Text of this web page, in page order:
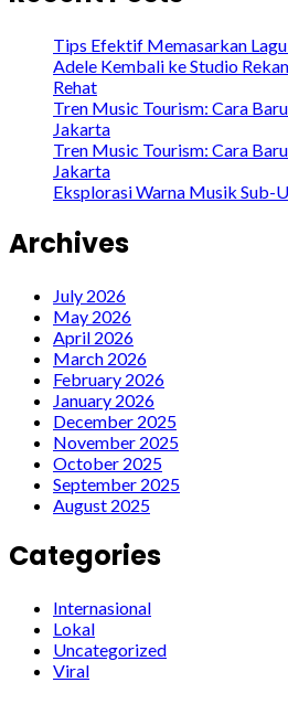
Tips Efektif Memasarkan
Adele Kembali ke Studio
Rehat
Tren Music Tourism: Cara
Jakarta
Tren Music Tourism: Cara
Jakarta
Eksplorasi Warna Musik Sub-
Archives
July 2026
May 2026
April 2026
March 2026
February 2026
January 2026
December 2025
November 2025
October 2025
September 2025
August 2025
Categories
Internasional
Lokal
Uncategorized
Viral